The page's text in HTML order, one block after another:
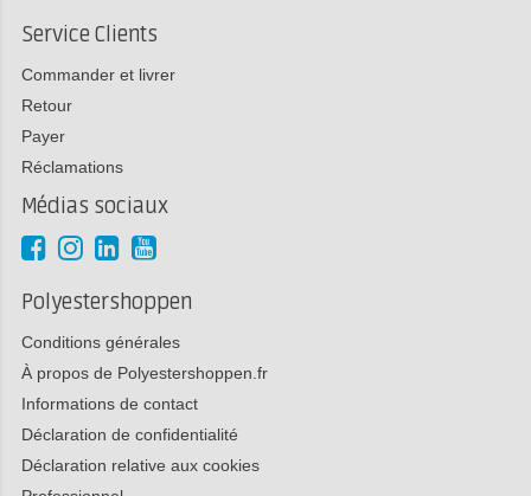
Service Clients
Commander et livrer
Retour
Payer
Réclamations
Médias sociaux
Polyestershoppen
Conditions générales
À propos de Polyestershoppen.fr
Informations de contact
Déclaration de confidentialité
Déclaration relative aux cookies